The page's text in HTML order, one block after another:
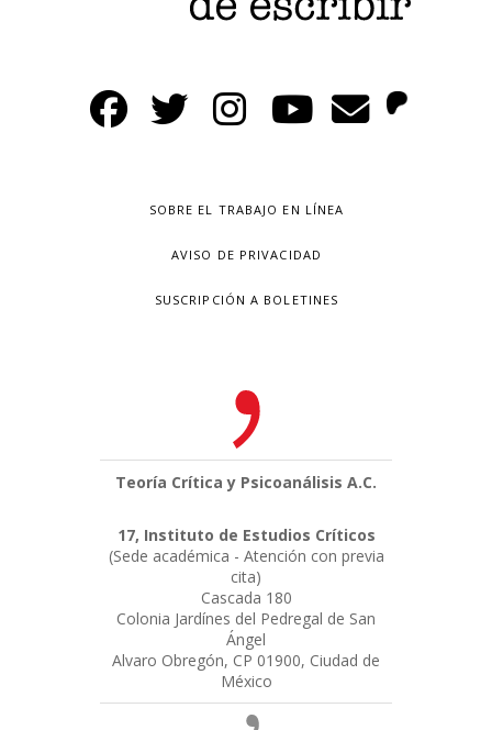
SOBRE EL TRABAJO EN LÍNEA
AVISO DE PRIVACIDAD
SUSCRIPCIÓN A BOLETINES
Teoría Crítica y Psicoanálisis A.C.
17, Instituto de Estudios Críticos
(Sede académica - Atención con previa
cita)
Cascada 180
Colonia Jardínes del Pedregal de San
Ángel
Alvaro Obregón, CP 01900, Ciudad de
México